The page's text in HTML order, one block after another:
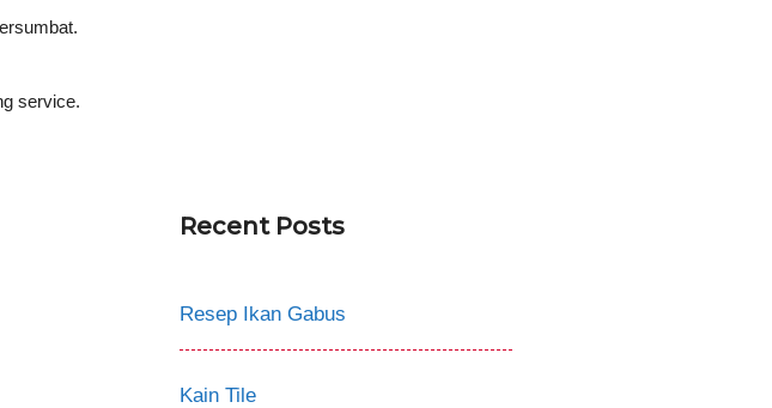
service.
Recent Posts
Resep Ikan Gabus
Kain Tile